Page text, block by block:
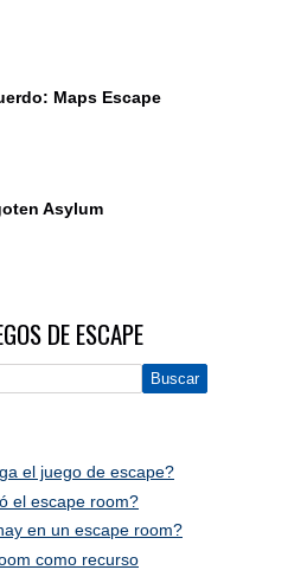
Maps Escape
Asylum
DE ESCAPE
el juego de escape?
el escape room?
en un escape room?
como recurso